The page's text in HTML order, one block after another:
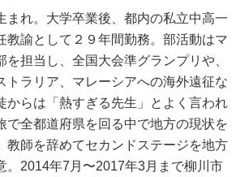
まれ。大学卒業後、都内の私立中高一
教諭として２９年間勤務。部活動はマ
を担当し、全国大会準グランプリや、
トラリア、マレーシアへの海外遠征な
からは「熱すぎる先生」とよく言われ
で全都道府県を回る中で地方の現状を
教師を辞めてセカンドステージを地方
。2014年7月〜2017年3月まで柳川市